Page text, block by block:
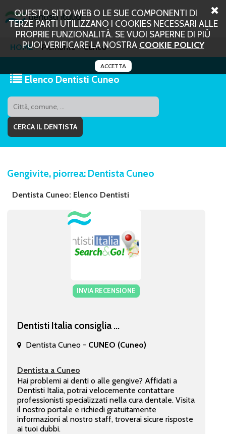
QUESTO SITO WEB O LE SUE COMPONENTI DI
TERZE PARTI UTILIZZANO I COOKIES NECESSARI ALLE
PROPRIE FUNZIONALITÀ. SE VUOI SAPERNE DI PIÙ
PUOI VERIFICARE LA NOSTRA COOKIE POLICY
ACCETTA
HOME Piemonte Cuneo
Elenco Dentisti Cuneo
Gengivite, piorrea: Dentista Cuneo
Dentista Cuneo: Elenco Dentisti
INVIA RECENSIONE
Dentisti Italia consiglia ...
Dentista Cuneo - CUNEO (Cuneo)
Dentista a Cuneo
Hai problemi ai denti o alle gengive? Affidati a
Dentisti Italia, potrai velocemente contattare
professionisti specializzati nella cura dentale. Visita
il nostro portale e richiedi gratuitamente
informazioni al nostro staff, troverai sicure risposte
ai tuoi dubbi.